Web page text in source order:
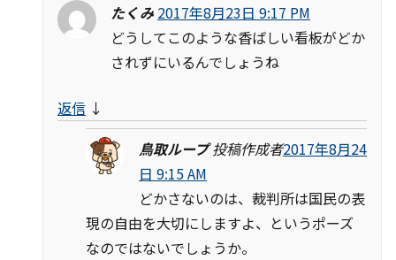
たくみ 2017年8月23日 9:17 PM
どうしてこのような香ばしい看板がどか
されずにいるんでしょうね
返信 ↓
鳥取ループ 投稿作成者2017年8月24
日 9:15 AM
どかさないのは、裁判所は国民の表
現の自由を大切にしますよ、というポーズ
なのではないでしょうか。